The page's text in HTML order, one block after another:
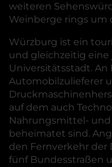
weiteren
Weinberge rings um
Würzburg ist ein
und gleichzeitig
Universitätsstadt.
Automobilzulieferer
auf dem auch
Nahrungsmittel-
beheimatet sind.
den Fernverkehr der
fünf Bundesstraßen